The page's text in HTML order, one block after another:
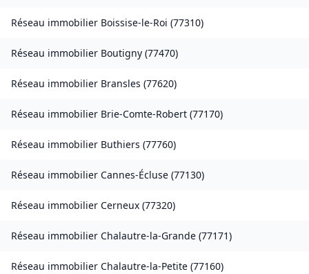
Réseau immobilier Boissise-le-Roi (77310)
Réseau immobilier Boutigny (77470)
Réseau immobilier Bransles (77620)
Réseau immobilier Brie-Comte-Robert (77170)
Réseau immobilier Buthiers (77760)
Réseau immobilier Cannes-Écluse (77130)
Réseau immobilier Cerneux (77320)
Réseau immobilier Chalautre-la-Grande (77171)
Réseau immobilier Chalautre-la-Petite (77160)